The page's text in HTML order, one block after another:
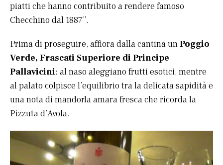
piatti che hanno contribuito a rendere famoso
Checchino dal 1887”.
Prima di proseguire, affiora dalla cantina unPoggio
Verde, Frascati Superiore di Principe
Pallavicini: al naso aleggiano frutti esotici, mentre
al palato colpisce l’equilibrio tra la delicata sapidità e
una nota di mandorla amara fresca che ricorda la
Pizzuta d’Avola.